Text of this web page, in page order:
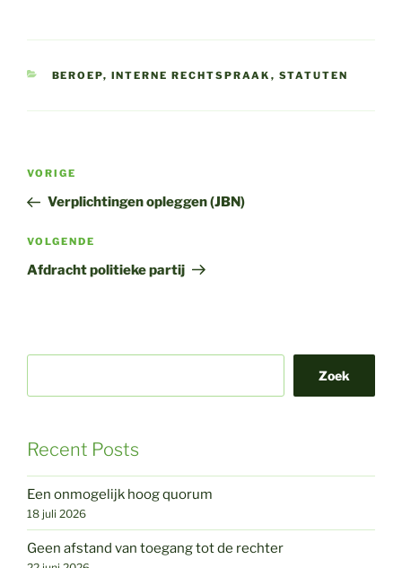
CATEGORIEËN
BEROEP, INTERNE RECHTSPRAAK , STATUTEN
Bericht
Vorig
bericht
VORIGE
Verplichtingen opleggen (JBN)
Volgend
bericht
VOLGENDE
Afdracht politieke partij
Zoek
Recent Posts
Een onmogelijk hoog quorum
18 juli 2026
Geen afstand van toegang tot de rechter